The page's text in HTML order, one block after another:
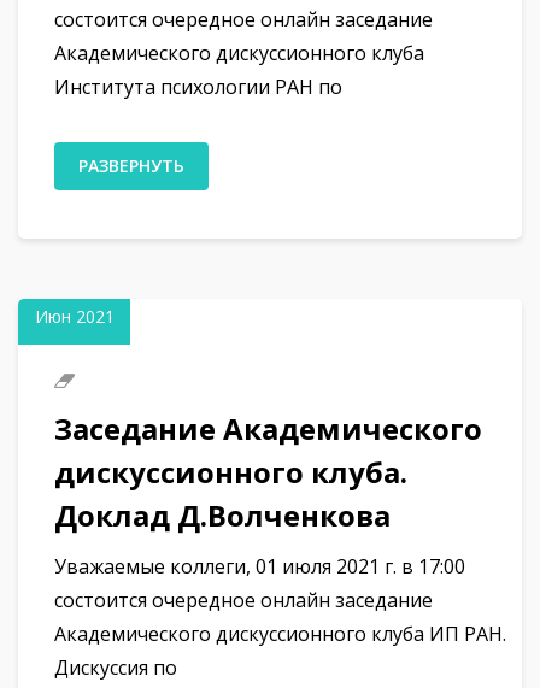
состоится очередное онлайн заседание
Академического дискуссионного клуба
Института психологии РАН по
РАЗВЕРНУТЬ
Июн 2021
Заседание Академического
дискуссионного клуба.
Доклад Д.Волченкова
Уважаемые коллеги, 01 июля 2021 г. в 17:00
состоится очередное онлайн заседание
Академического дискуссионного клуба ИП РАН.
Дискуссия по